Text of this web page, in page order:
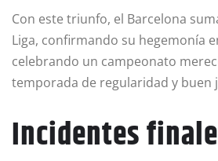
Con este triunfo, el Barcelona
Liga, confirmando su hegemonía
celebrando un campeonato
temporada de regularidad y buen
Incidentes